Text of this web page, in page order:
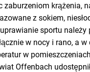
krążenia,
z sokiem,
sportu
w nocy i rano, a
w
Offenbach